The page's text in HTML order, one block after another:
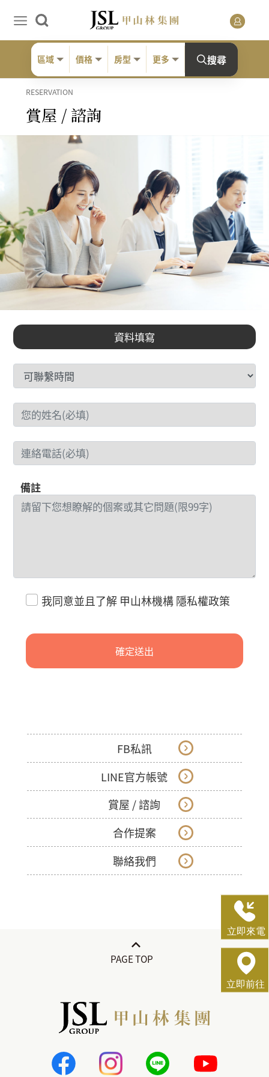
區域 價格 房型 更多 搜尋
賞屋 / 諮詢
RESERVATION
資料填寫
備註
我同意並且了解 甲山林機構 隱私權政策
確定送出
FB私訊
LINE官方帳號
賞屋 / 諮詢
合作提案
聯絡我們